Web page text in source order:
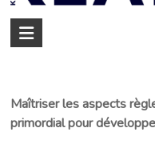
Klarsen
Agence
de
Maîtriser les aspects
primordial pour